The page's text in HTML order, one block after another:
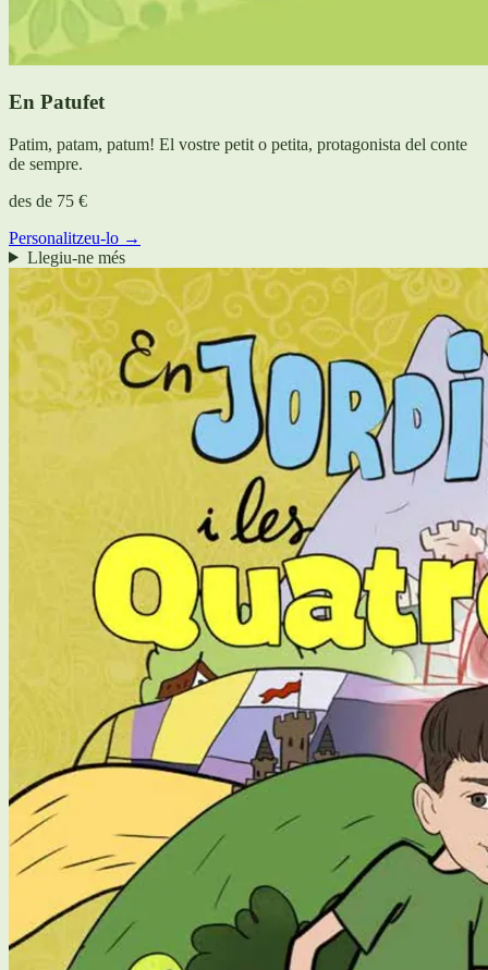
En Patufet
Patim, patam, patum! El vostre petit o petita, protagonista del conte
de sempre.
des de 75 €
Personalitzeu-lo →
Llegiu-ne més